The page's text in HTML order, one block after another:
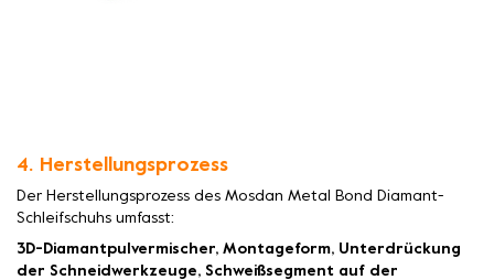
4. Herstellungsprozess
Der Herstellungsprozess des Mosdan Metal Bond Diamant-
Schleifschuhs umfasst:
3D-Diamantpulvermischer, Montageform, Unterdrückung
der Schneidwerkzeuge, Schweißsegment auf der